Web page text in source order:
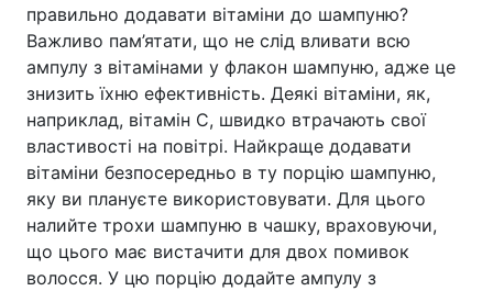
правильно додавати вітаміни до шампуню?
Важливо пам’ятати, що не слід вливати всю
ампулу з вітамінами у флакон шампуню, адже це
знизить їхню ефективність. Деякі вітаміни, як,
наприклад, вітамін C, швидко втрачають свої
властивості на повітрі. Найкраще додавати
вітаміни безпосередньо в ту порцію шампуню,
яку ви плануєте використовувати. Для цього
налийте трохи шампуню в чашку, враховуючи,
що цього має вистачити для двох помивок
волосся. У цю порцію додайте ампулу з